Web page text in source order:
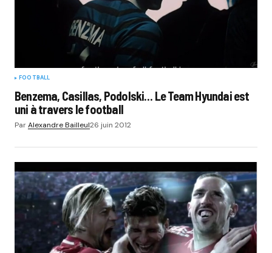
FOOTBALL
Benzema, Casillas, Podolski… Le Team Hyundai est
uni à travers le football
ParAlexandre Bailleul26 juin 2012